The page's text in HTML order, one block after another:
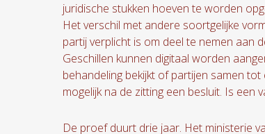
juridische stukken hoeven te worden
Het verschil met andere soortgelijke
partij verplicht is om deel te nemen aan
Geschillen kunnen digitaal worden
behandeling bekijkt of partijen samen
mogelijk na de zitting een besluit. Is een
De proef duurt drie jaar. Het ministerie